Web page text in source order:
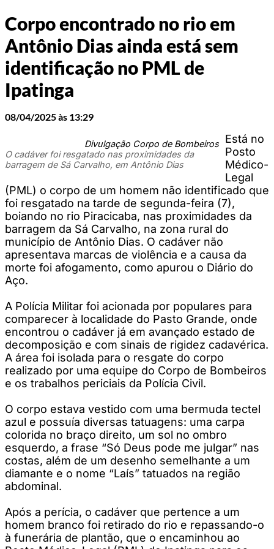
Corpo encontrado no rio em
Antônio Dias ainda está sem
identificação no PML de
Ipatinga
08/04/2025 às 13:29
Divulgação Corpo de Bombeiros
O cadáver foi resgatado nas proximidades da
barragem de Sá Carvalho, em Antônio Dias
Está no
Posto
Médico-
Legal
(PML) o corpo de um homem não identificado que
foi resgatado na tarde de segunda-feira (7),
boiando no rio Piracicaba, nas proximidades da
barragem da Sá Carvalho, na zona rural do
município de Antônio Dias. O cadáver não
apresentava marcas de violência e a causa da
morte foi afogamento, como apurou o Diário do
Aço.
A Polícia Militar foi acionada por populares para
comparecer à localidade do Pasto Grande, onde
encontrou o cadáver já em avançado estado de
decomposição e com sinais de rigidez cadavérica.
A área foi isolada para o resgate do corpo
realizado por uma equipe do Corpo de Bombeiros
e os trabalhos periciais da Polícia Civil.
O corpo estava vestido com uma bermuda tectel
azul e possuía diversas tatuagens: uma carpa
colorida no braço direito, um sol no ombro
esquerdo, a frase “Só Deus pode me julgar” nas
costas, além de um desenho semelhante a um
diamante e o nome “Laís” tatuados na região
abdominal.
Após a perícia, o cadáver que pertence a um
homem branco foi retirado do rio e repassando-o
à funerária de plantão, que o encaminhou ao